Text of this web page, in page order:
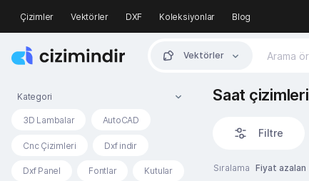
Çizimler Vektörler DXF Koleksiyonlar Blog
Vektörler
Kategori
3D Lambalar AutoCAD
Cnc Çizimleri Dxf indir
Dxf Panel Fontlar Kutular
Saat çizimleri
Filtre
Sıralama Fiyat azalan